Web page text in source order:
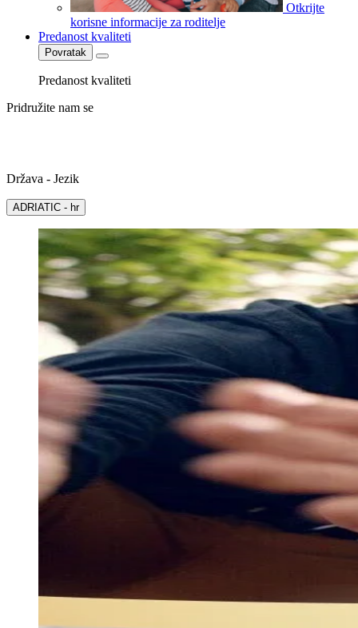
Otkrijte
korisne informacije za roditelje
Predanost kvaliteti
Povratak
Predanost kvaliteti
Pridružite nam se
Država - Jezik
ADRIATIC - hr